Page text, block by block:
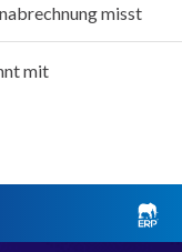
misst
mit